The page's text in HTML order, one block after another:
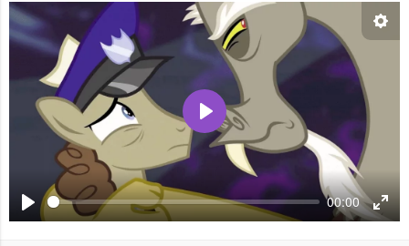
Воспроизвести
00:00
Воспроизвести